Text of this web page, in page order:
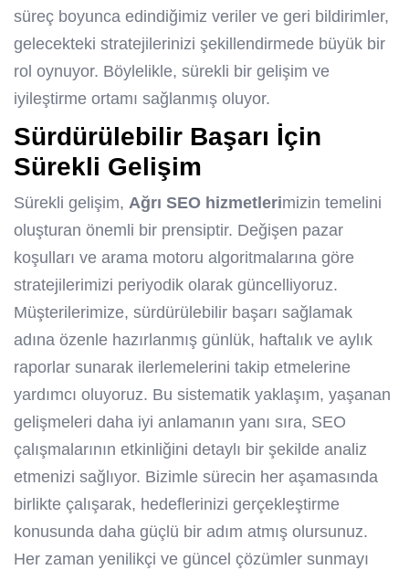
süreç boyunca edindiğimiz veriler ve geri bildirimler,
gelecekteki stratejilerinizi şekillendirmede büyük bir
rol oynuyor. Böylelikle, sürekli bir gelişim ve
iyileştirme ortamı sağlanmış oluyor.
Sürdürülebilir Başarı İçin
Sürekli Gelişim
Sürekli gelişim, Ağrı SEO hizmetlerimizin temelini
oluşturan önemli bir prensiptir. Değişen pazar
koşulları ve arama motoru algoritmalarına göre
stratejilerimizi periyodik olarak güncelliyoruz.
Müşterilerimize, sürdürülebilir başarı sağlamak
adına özenle hazırlanmış günlük, haftalık ve aylık
raporlar sunarak ilerlemelerini takip etmelerine
yardımcı oluyoruz. Bu sistematik yaklaşım, yaşanan
gelişmeleri daha iyi anlamanın yanı sıra, SEO
çalışmalarının etkinliğini detaylı bir şekilde analiz
etmenizi sağlıyor. Bizimle sürecin her aşamasında
birlikte çalışarak, hedeflerinizi gerçekleştirme
konusunda daha güçlü bir adım atmış olursunuz.
Her zaman yenilikçi ve güncel çözümler sunmayı